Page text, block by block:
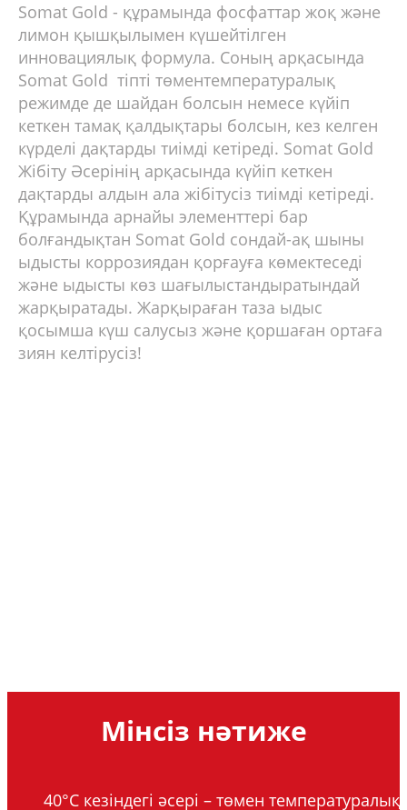
Somat Gold - құрамында фосфаттар жоқ және
лимон қышқылымен күшейтілген
инновациялық формула. Соның арқасында
Somat Gold тіпті төментемпературалық
режимде де шайдан болсын немесе күйіп
кеткен тамақ қалдықтары болсын, кез келген
күрделі дақтарды тиімді кетіреді. Somat Gold
Жібіту Әсерінің арқасында күйіп кеткен
дақтарды алдын ала жібітусіз тиімді кетіреді.
Құрамында арнайы элементтері бар
болғандықтан Somat Gold сондай-ақ шыны
ыдысты коррозиядан қорғауға көмектеседі
және ыдысты көз шағылыстандыратындай
жарқыратады. Жарқыраған таза ыдыс
қосымша күш салусыз және қоршаған ортаға
зиян келтірусіз!
Мінсіз нәтиже
40°C кезіндегі әсері – төмен температуралық